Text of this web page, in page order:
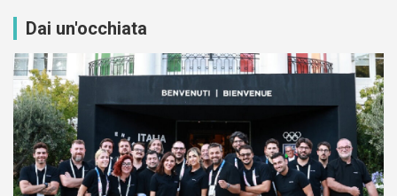
Dai un'occhiata